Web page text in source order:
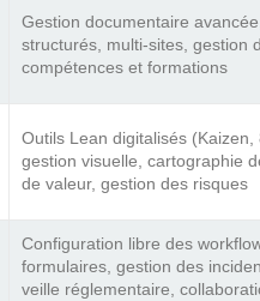
Gestion documentaire
structurés, multi-sites, gestion
compétences et formations
Outils Lean digitalisés (Kaizen,
gestion visuelle, cartographie
de valeur, gestion des risques
Configuration libre des
formulaires, gestion des
veille réglementaire,